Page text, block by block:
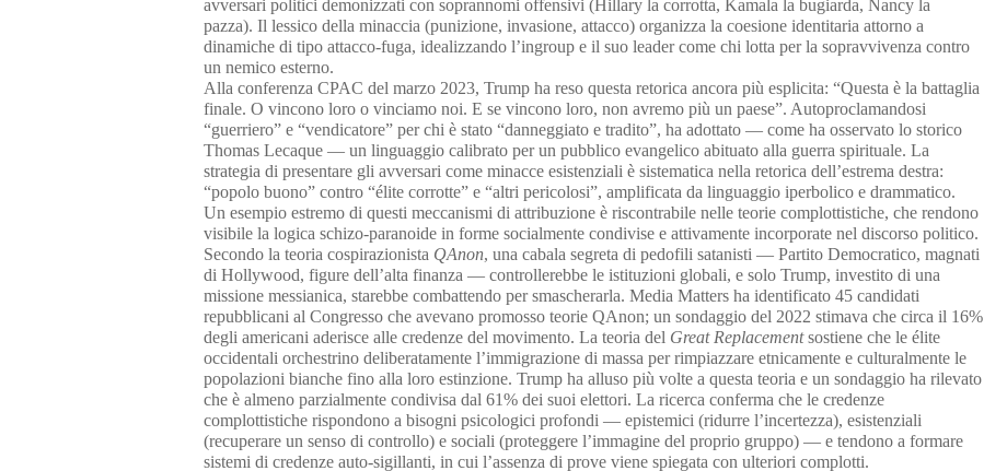
avversari politici demonizzati con soprannomi offensivi (Hillary la corrotta, Kamala la bugiarda, Nancy la
pazza). Il lessico della minaccia (punizione, invasione, attacco) organizza la coesione identitaria attorno a
dinamiche di tipo attacco-fuga, idealizzando l’ingroup e il suo leader come chi lotta per la sopravvivenza contro
un nemico esterno.
Alla conferenza CPAC del marzo 2023, Trump ha reso questa retorica ancora più esplicita: “Questa è la battaglia
finale. O vincono loro o vinciamo noi. E se vincono loro, non avremo più un paese”. Autoproclamandosi
“guerriero” e “vendicatore” per chi è stato “danneggiato e tradito”, ha adottato — come ha osservato lo storico
Thomas Lecaque — un linguaggio calibrato per un pubblico evangelico abituato alla guerra spirituale. La
strategia di presentare gli avversari come minacce esistenziali è sistematica nella retorica dell’estrema destra:
“popolo buono” contro “élite corrotte” e “altri pericolosi”, amplificata da linguaggio iperbolico e drammatico.
Un esempio estremo di questi meccanismi di attribuzione è riscontrabile nelle teorie complottistiche, che rendono
visibile la logica schizo-paranoide in forme socialmente condivise e attivamente incorporate nel discorso politico.
Secondo la teoria cospirazionista QAnon, una cabala segreta di pedofili satanisti — Partito Democratico, magnati
di Hollywood, figure dell’alta finanza — controllerebbe le istituzioni globali, e solo Trump, investito di una
missione messianica, starebbe combattendo per smascherarla. Media Matters ha identificato 45 candidati
repubblicani al Congresso che avevano promosso teorie QAnon; un sondaggio del 2022 stimava che circa il 16%
degli americani aderisce alle credenze del movimento. La teoria del Great Replacementsostiene che le élite
occidentali orchestrino deliberatamente l’immigrazione di massa per rimpiazzare etnicamente e culturalmente le
popolazioni bianche fino alla loro estinzione. Trump ha alluso più volte a questa teoria e un sondaggio ha rilevato
che è almeno parzialmente condivisa dal 61% dei suoi elettori. La ricerca conferma che le credenze
complottistiche rispondono a bisogni psicologici profondi — epistemici (ridurre l’incertezza), esistenziali
(recuperare un senso di controllo) e sociali (proteggere l’immagine del proprio gruppo) — e tendono a formare
sistemi di credenze auto-sigillanti, in cui l’assenza di prove viene spiegata con ulteriori complotti.